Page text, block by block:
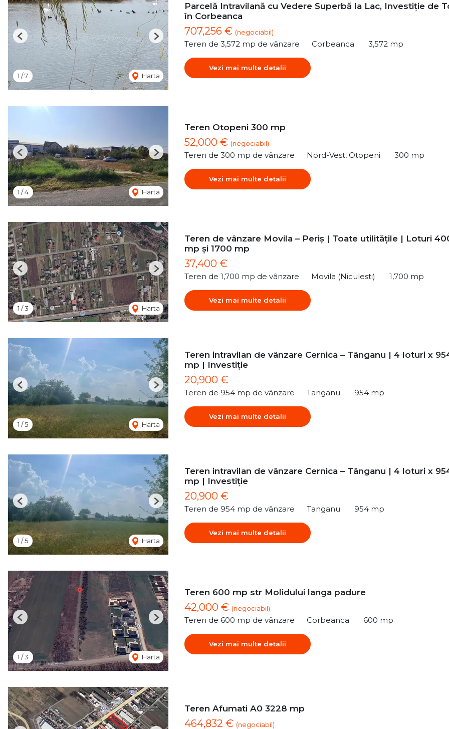
1 /7 Harta
Previous Next
Parcelă Intravilană cu Vedere Superbă la Lac, Investiție de
în Corbeanca
707,256 € (negociabil)
Teren de 3,572 mp de vânzare Corbeanca 3,572 mp
Vezi mai multe detalii
1 /4 Harta
Previous Next
Teren Otopeni 300 mp
52,000 € (negociabil)
Teren de 300 mp de vânzare Nord-Vest, Otopeni 300 mp
Vezi mai multe detalii
1 /3 Harta
Previous Next
Teren de vânzare Movila – Periș | Toate utilitățile | Loturi
mp și 1700 mp
37,400 €
Teren de 1,700 mp de vânzare Movila (Niculesti) 1,700 mp
Vezi mai multe detalii
1 /5 Harta
Previous Next
Teren intravilan de vânzare Cernica – Tânganu | 4 loturi x
mp | Investiție
20,900 €
Teren de 954 mp de vânzare Tanganu 954 mp
Vezi mai multe detalii
1 /5 Harta
Previous Next
Teren intravilan de vânzare Cernica – Tânganu | 4 loturi x
mp | Investiție
20,900 €
Teren de 954 mp de vânzare Tanganu 954 mp
Vezi mai multe detalii
1 /3 Harta
Previous Next
Teren 600 mp str Molidului langa padure
42,000 € (negociabil)
Teren de 600 mp de vânzare Corbeanca 600 mp
Vezi mai multe detalii
Teren Afumati A0 3228 mp
464,832 € (negociabil)